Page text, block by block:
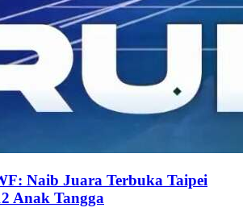
Naib Juara Terbuka Taipei
Anak Tangga